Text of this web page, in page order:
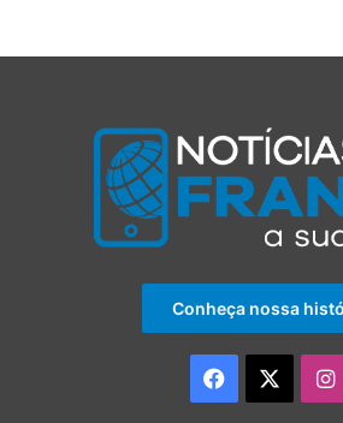
Conheça nossa
Facebook